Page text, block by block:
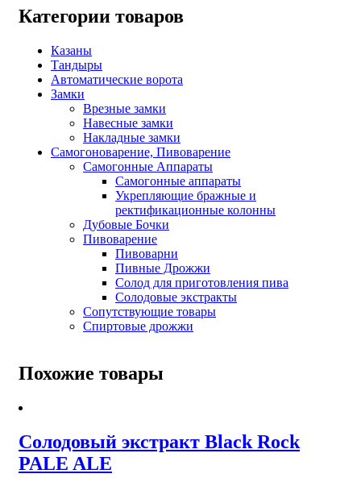
Категории товаров
Казаны
Тандыры
Автоматические ворота
Замки
Врезные замки
Навесные замки
Накладные замки
Самогоноварение, Пивоварение
Самогонные Аппараты
Самогонные аппараты
Укрепляющие бражные и
ректификационные колонны
Дубовые Бочки
Пивоварение
Пивоварни
Пивные Дрожжи
Солод для приготовления пива
Солодовые экстракты
Сопутствующие товары
Спиртовые дрожжи
Похожие товары
Солодовый экстракт Black Rock
PALE ALE